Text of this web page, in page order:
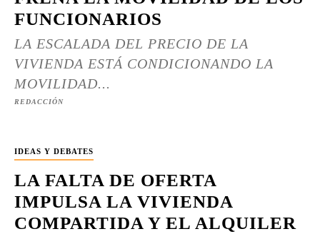
FUNCIONARIOS
LA ESCALADA DEL PRECIO DE LA
VIVIENDA ESTÁ CONDICIONANDO LA
MOVILIDAD...
REDACCIÓN
IDEAS Y DEBATES
LA FALTA DE OFERTA
IMPULSA LA VIVIENDA
COMPARTIDA Y EL ALQUILER